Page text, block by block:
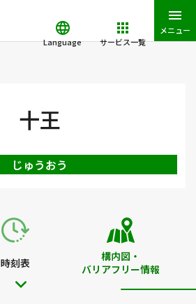
Language サービス一覧
メニュー
十王
じゅうおう
時刻表
構内図・
バリアフリー情報